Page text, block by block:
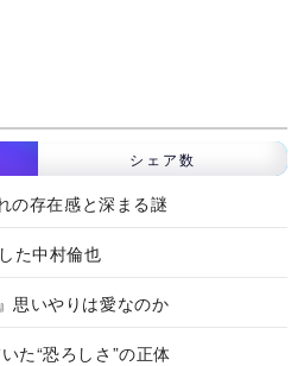
シェア数
の存在感と深まる謎
た中村倫也
思いやりは愛なのか
た“恐ろしさ”の正体